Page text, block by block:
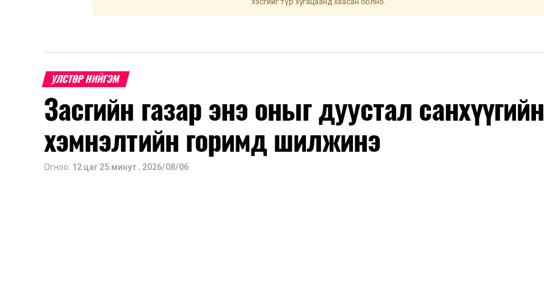
УЛСТӨР НИЙГЭМ
Засгийн газар энэ оныг дуустал санхүүгийн
хэмнэлтийн горимд шилжинэ
Огноо: 12 цаг 25 минут , 2026/08/06